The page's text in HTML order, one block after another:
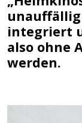
integriert
also ohne
werden.